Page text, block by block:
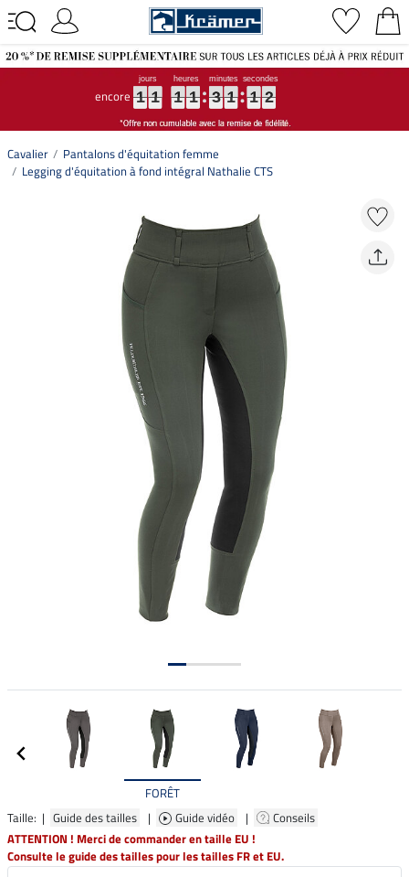
encore 1
1
1
1 1
1
1
1 1
1
1
1 1
1
1
1 3
3
3
3 1
1
1
1 1
1
1
1 1
2
1
2
Cavalier
Pantalons d'équitation femme
Legging d'équitation à fond intégral Nathalie CTS
FORÊT
Taille: | Guide des tailles | Guide vidéo |
Conseils
ATTENTION ! Merci de commander en taille EU !
Consulte le guide des tailles pour les tailles FR et EU.